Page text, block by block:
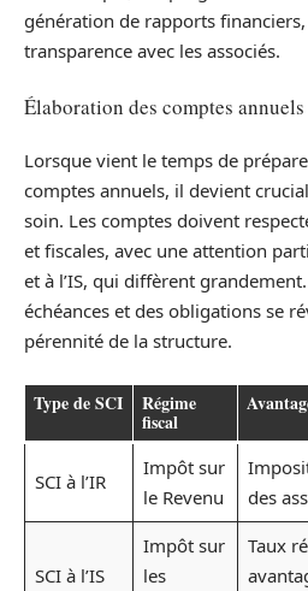
génération de rapports
transparence avec les associés.
Élaboration des comptes
Lorsque vient le temps de
comptes annuels, il devient
soin. Les comptes doivent
et fiscales, avec une attention
et à l’IS, qui diffèrent
échéances et des obligations se
pérennité de la structure.
Type de SCI Régime
fiscal
SCI à l’IR
Impôt sur
le Revenu
des
SCI à l’IS
Impôt sur
les
Taux